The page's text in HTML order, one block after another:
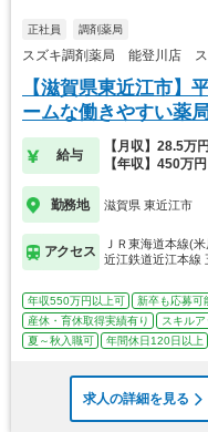
正社員 調剤薬局
スズキ調剤薬局 能登川店 ス
【滋賀県東近江市】
ームな働きやすい薬
給与
【月収】28.5万円
【年収】450万
勤務地 滋賀県 東近江市
アクセス
ＪＲ東海道本線(
近江鉄道近江本線
年収550万円以上可 新卒も応募可
産休・育休取得実績有り
スキル
夏～秋入職可
年間休日120日以上
求人の詳細を見る